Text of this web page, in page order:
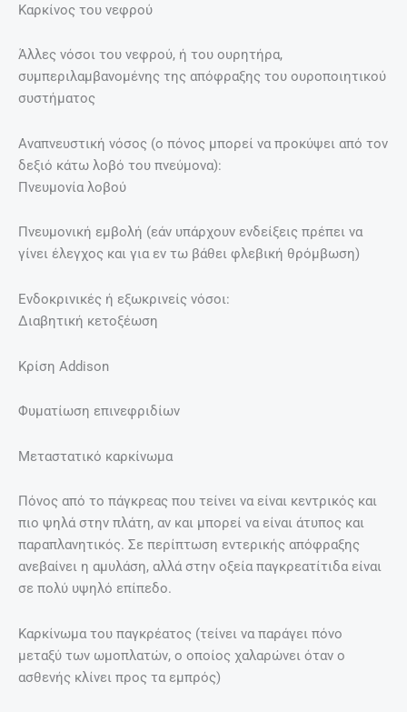
Καρκίνος του νεφρού
Άλλες νόσοι του νεφρού, ή του ουρητήρα,
συμπεριλαμβανομένης της απόφραξης του ουροποιητικού
συστήματος
Αναπνευστική νόσος (ο πόνος μπορεί να προκύψει από τον
δεξιό κάτω λοβό του πνεύμονα):
Πνευμονία λοβού
Πνευμονική εμβολή (εάν υπάρχουν ενδείξεις πρέπει να
γίνει έλεγχος και για εν τω βάθει φλεβική θρόμβωση)
Ενδοκρινικές ή εξωκρινείς νόσοι:
Διαβητική κετοξέωση
Κρίση Addison
Φυματίωση επινεφριδίων
Μεταστατικό καρκίνωμα
Πόνος από το πάγκρεας που τείνει να είναι κεντρικός και
πιο ψηλά στην πλάτη, αν και μπορεί να είναι άτυπος και
παραπλανητικός. Σε περίπτωση εντερικής απόφραξης
ανεβαίνει η αμυλάση, αλλά στην οξεία παγκρεατίτιδα είναι
σε πολύ υψηλό επίπεδο.
Καρκίνωμα του παγκρέατος (τείνει να παράγει πόνο
μεταξύ των ωμοπλατών, ο οποίος χαλαρώνει όταν ο
ασθενής κλίνει προς τα εμπρός)